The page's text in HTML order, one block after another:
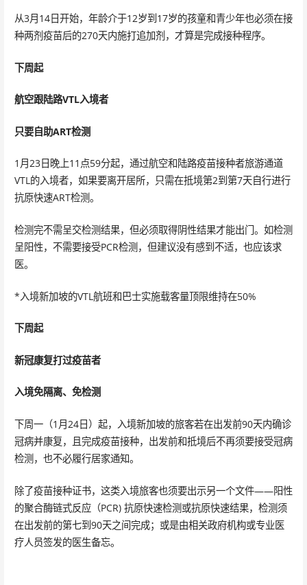
从3月14日开始，年龄介于12岁到17岁的孩童和青少年也必须在接
种两剂疫苗后的270天内施打追加剂，才算是完成接种程序。
下周起
航空跟陆路VTL入境者
只要自助ART检测
1月23日晚上11点59分起，通过航空和陆路疫苗接种者旅游通道
VTL的入境者，如果要离开居所，只需在抵境第2到第7天自行进行
抗原快速ART检测。
检测完不需呈交检测结果，但必须取得阴性结果才能出门。如检测
呈阳性，不需要接受PCR检测，但建议没有感到不适，也应该求
医。
*入境新加坡的VTL航班和巴士实施载客量顶限维持在50%
下周起
新冠康复打过疫苗者
入境免隔离、免检测
下周一（1月24日）起，入境新加坡的旅客若在出发前90天内确诊
冠病并康复，且完成疫苗接种，出发前和抵境后不再须要接受冠病
检测，也不必履行居家通知。
除了疫苗接种证书，这类入境旅客也须要出示另一个文件——阳性
的聚合酶链式反应（PCR) 抗原快速检测或抗原快速结果，检测须
在出发前的第七到90天之间完成；或是由相关政府机构或专业医
疗人员签发的医生备忘。